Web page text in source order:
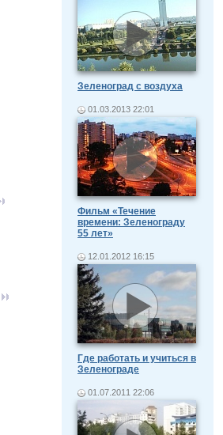
Зеленоград с воздуха
01.03.2013 22:01
Фильм «Течение
времени: Зеленограду
55 лет»
12.01.2012 16:15
Где работать и учиться в
Зеленограде
01.07.2011 22:06